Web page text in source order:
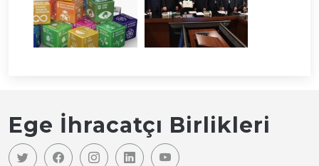
Ege İhracatçı Birlikleri